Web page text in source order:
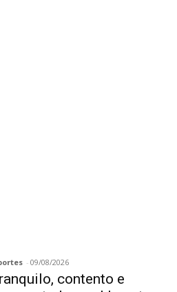
- 09/08/2026
contento e